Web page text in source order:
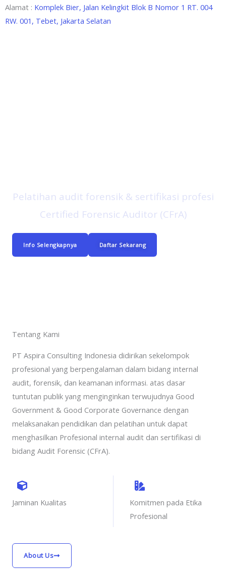
Alamat : Komplek Bier, Jalan Kelingkit Blok B Nomor 1 RT. 004
RW. 001, Tebet, Jakarta Selatan
Pelatihan audit forensik & sertifikasi profesi
Certified Forensic Auditor (CFrA)
Info Selengkapnya Daftar Sekarang
Tentang Kami
PT Aspira Consulting Indonesia didirikan sekelompok
profesional yang berpengalaman dalam bidang internal
audit, forensik, dan keamanan informasi. atas dasar
tuntutan publik yang menginginkan terwujudnya Good
Government & Good Corporate Governance dengan
melaksanakan pendidikan dan pelatihan untuk dapat
menghasilkan Profesional internal audit dan sertifikasi di
bidang Audit Forensic (CFrA).
Jaminan Kualitas
Komitmen pada Etika
Profesional
About Us